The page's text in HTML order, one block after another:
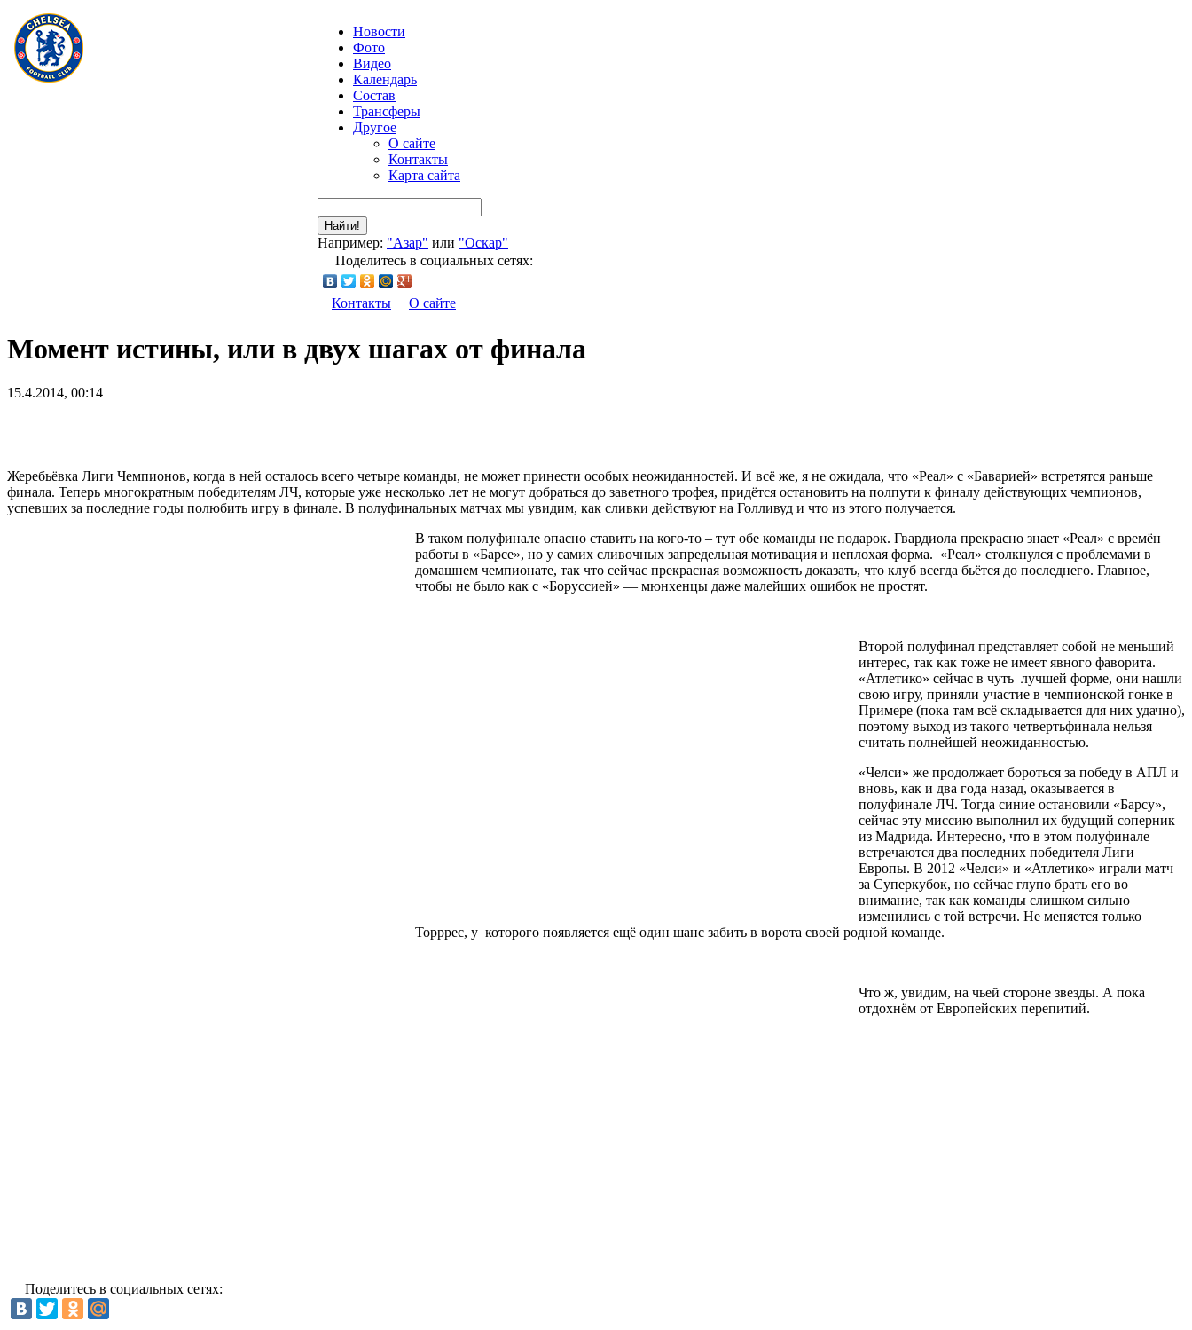
Новости
Фото
Видео
Календарь
Состав
Трансферы
Другое
О сайте
Контакты
Карта сайта
Найти!
Например: "Азар" или "Оскар"
Поделитесь в социальных сетях:
Контакты О сайте
Момент истины, или в двух шагах от финала
15.4.2014, 00:14
Жеребьёвка Лиги Чемпионов, когда в ней осталось всего четыре команды, не может принести особых неожиданностей. И всё же, я не ожидала, что «Реал» с «Баварией» встретятся раньше
финала. Теперь многократным победителям ЛЧ, которые уже несколько лет не могут добраться до заветного трофея, придётся остановить на полпути к финалу действующих чемпионов,
успевших за последние годы полюбить игру в финале. В полуфинальных матчах мы увидим, как сливки действуют на Голливуд и что из этого получается.
В таком полуфинале опасно ставить на кого-то – тут обе команды не подарок. Гвардиола прекрасно знает «Реал» с времён
работы в «Барсе», но у самих сливочных запредельная мотивация и неплохая форма. «Реал» столкнулся с проблемами в
домашнем чемпионате, так что сейчас прекрасная возможность доказать, что клуб всегда бьётся до последнего. Главное,
чтобы не было как с «Боруссией» — мюнхенцы даже малейших ошибок не простят.
Второй полуфинал представляет собой не меньший
интерес, так как тоже не имеет явного фаворита.
«Атлетико» сейчас в чуть лучшей форме, они нашли
свою игру, приняли участие в чемпионской гонке в
Примере (пока там всё складывается для них удачно),
поэтому выход из такого четвертьфинала нельзя
считать полнейшей неожиданностью.
«Челси» же продолжает бороться за победу в АПЛ и
вновь, как и два года назад, оказывается в
полуфинале ЛЧ. Тогда синие остановили «Барсу»,
сейчас эту миссию выполнил их будущий соперник
из Мадрида. Интересно, что в этом полуфинале
встречаются два последних победителя Лиги
Европы. В 2012 «Челси» и «Атлетико» играли матч
за Суперкубок, но сейчас глупо брать его во
внимание, так как команды слишком сильно
изменились с той встречи. Не меняется только
Торррес, у которого появляется ещё один шанс забить в ворота своей родной команде.
Что ж, увидим, на чьей стороне звезды. А пока
отдохнём от Европейских перепитий.
Поделитесь в социальных сетях: